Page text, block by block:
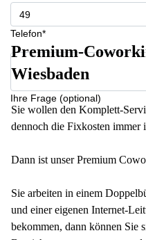
Telefon*
Ihre Frage (optional)
Premium-
Wiesbaden
Sie wollen den Komplett-
dennoch die Fixkosten immer
Dann ist unser Premium
Sie arbeiten in einem
und einer eigenen Internet-
bekommen, dann können Sie